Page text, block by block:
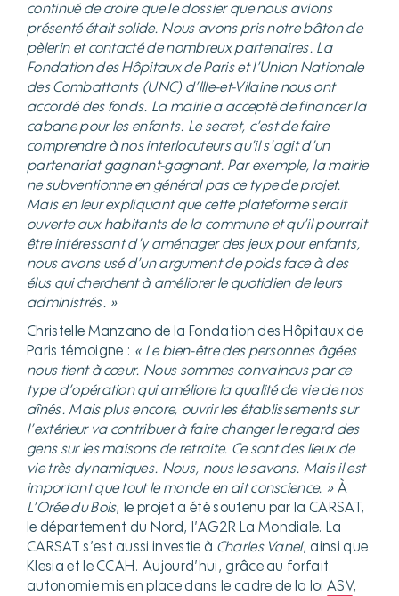
continué de croire que le dossier que nous avions
présenté était solide. Nous avons pris notre bâton de
pèlerin et contacté de nombreux partenaires. La
Fondation des Hôpitaux de Paris et l’Union Nationale
des Combattants (UNC) d’Ille-et-Vilaine nous ont
accordé des fonds. La mairie a accepté de financer la
cabane pour les enfants. Le secret, c’est de faire
comprendre à nos interlocuteurs qu’il s’agit d’un
partenariat gagnant-gagnant. Par exemple, la mairie
ne subventionne en général pas ce type de projet.
Mais en leur expliquant que cette plateforme serait
ouverte aux habitants de la commune et qu’il pourrait
être intéressant d’y aménager des jeux pour enfants,
nous avons usé d’un argument de poids face à des
élus qui cherchent à améliorer le quotidien de leurs
administrés. »
Christelle Manzano de la Fondation des Hôpitaux de
Paris témoigne : « Le bien-être des personnes âgées
nous tient à cœur. Nous sommes convaincus par ce
type d’opération qui améliore la qualité de vie de nos
aînés. Mais plus encore, ouvrir les établissements sur
l’extérieur va contribuer à faire changer le regard des
gens sur les maisons de retraite. Ce sont des lieux de
vie très dynamiques. Nous, nous le savons. Mais il est
important que tout le monde en ait conscience. » À
L’Orée du Bois, le projet a été soutenu par la CARSAT,
le département du Nord, l’AG2R La Mondiale. La
CARSAT s’est aussi investie à Charles Vanel, ainsi que
Klesia et le CCAH. Aujourd’hui, grâce au forfait
autonomie mis en place dans le cadre de la loiASV,